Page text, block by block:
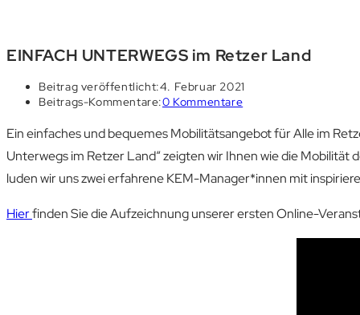
EINFACH UNTERWEGS im Retzer Land
Beitrag veröffentlicht:4. Februar 2021
Beitrags-Kommentare:0 Kommentare
Ein einfaches und bequemes Mobilitätsangebot für Alle im
Unterwegs im Retzer Land“ zeigten wir Ihnen wie die
luden wir uns zwei erfahrene KEM-Manager*innen mit
Hierfinden Sie die Aufzeichnung unserer ersten Online-